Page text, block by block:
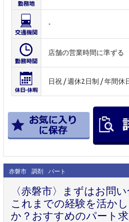
-
店舗の営業時間に準ずる
日祝 / 週休2日制 / 年間休
赤磐市 調剤 パート
〈赤磐市〉まずはお問
これまでの経験を活か
か？おすすめのパート